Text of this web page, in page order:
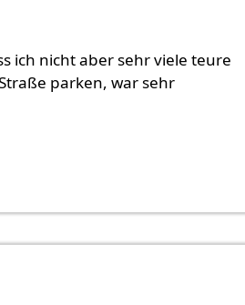
ich nicht aber sehr viele teure
parken, war sehr